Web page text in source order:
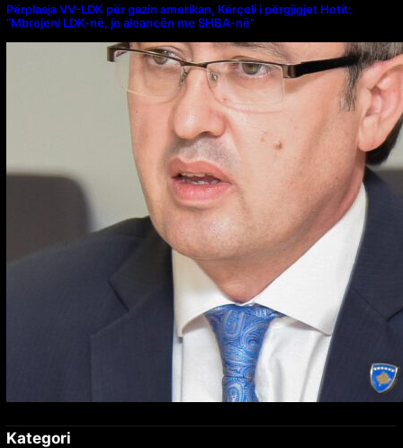
Përplasja VV-LDK për gazin amerikan, Kërçeli i përgjigjet Hotit:
“Mbrojeni LDK-në, jo aleancën me SHBA-në”
Kategori